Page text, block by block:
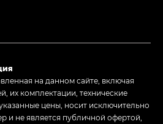
на данном сайте, включая
их комплектации, технические
цены, носит исключительно
и не является публичной офертой,